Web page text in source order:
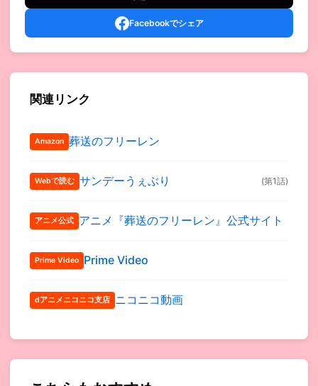
Facebookでシェア
関連リンク
Amazon 葬送のフリーレン
Webで読む サンデーうぇぶり (第1話)
アニメ公式 アニメ『葬送のフリーレン』公式サイト
Prime Video Prime Video
dアニメニコニコ支店 ニコニコ動画